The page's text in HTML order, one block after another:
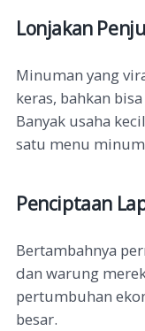
Lonjakan
Minuman yang
keras, bahkan
Banyak usaha
satu menu
Penciptaan
Bertambahnya
dan warung
pertumbuhan
besar.